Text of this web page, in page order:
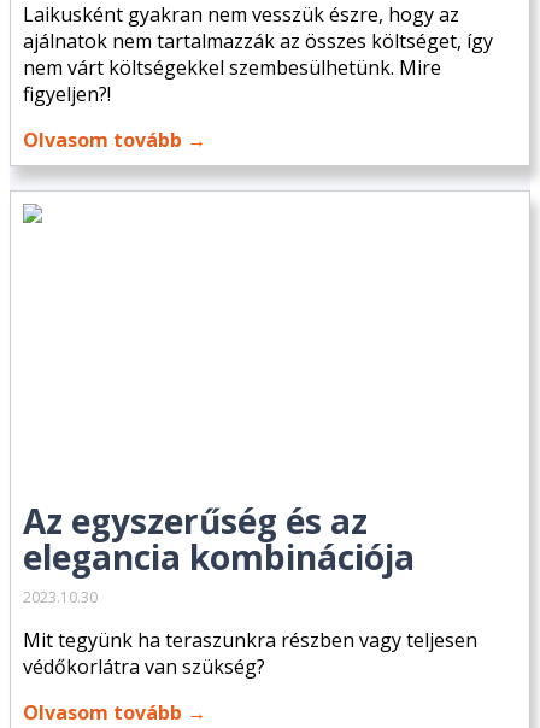
Laikusként gyakran nem vesszük észre, hogy az
ajálnatok nem tartalmazzák az összes költséget, így
nem várt költségekkel szembesülhetünk. Mire
figyeljen?!
Olvasom tovább →
Az egyszerűség és az
elegancia kombinációja
2023.10.30
Mit tegyünk ha teraszunkra részben vagy teljesen
védőkorlátra van szükség?
Olvasom tovább →